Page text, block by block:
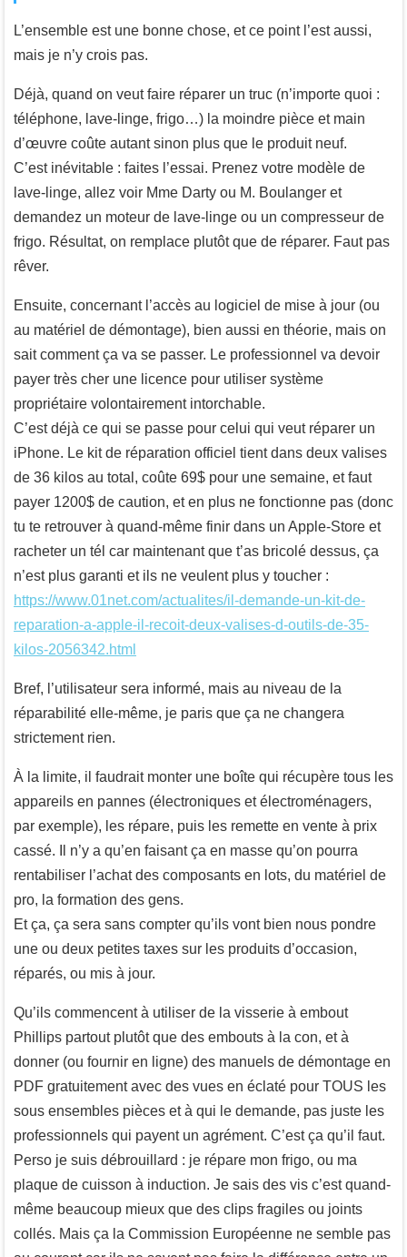
L’ensemble est une bonne chose, et ce point l’est aussi,
mais je n’y crois pas.
Déjà, quand on veut faire réparer un truc (n’importe quoi :
téléphone, lave-linge, frigo…) la moindre pièce et main
d’œuvre coûte autant sinon plus que le produit neuf.
C’est inévitable : faites l’essai. Prenez votre modèle de
lave-linge, allez voir Mme Darty ou M. Boulanger et
demandez un moteur de lave-linge ou un compresseur de
frigo. Résultat, on remplace plutôt que de réparer. Faut pas
rêver.
Ensuite, concernant l’accès au logiciel de mise à jour (ou
au matériel de démontage), bien aussi en théorie, mais on
sait comment ça va se passer. Le professionnel va devoir
payer très cher une licence pour utiliser système
propriétaire volontairement intorchable.
C’est déjà ce qui se passe pour celui qui veut réparer un
iPhone. Le kit de réparation officiel tient dans deux valises
de 36 kilos au total, coûte 69$ pour une semaine, et faut
payer 1200$ de caution, et en plus ne fonctionne pas (donc
tu te retrouver à quand-même finir dans un Apple-Store et
racheter un tél car maintenant que t’as bricolé dessus, ça
n’est plus garanti et ils ne veulent plus y toucher :
https://www.01net.com/actualites/il-demande-un-kit-de-
reparation-a-apple-il-recoit-deux-valises-d-outils-de-35-
kilos-2056342.html
Bref, l’utilisateur sera informé, mais au niveau de la
réparabilité elle-même, je paris que ça ne changera
strictement rien.
À la limite, il faudrait monter une boîte qui récupère tous les
appareils en pannes (électroniques et électroménagers,
par exemple), les répare, puis les remette en vente à prix
cassé. Il n’y a qu’en faisant ça en masse qu’on pourra
rentabiliser l’achat des composants en lots, du matériel de
pro, la formation des gens.
Et ça, ça sera sans compter qu’ils vont bien nous pondre
une ou deux petites taxes sur les produits d’occasion,
réparés, ou mis à jour.
Qu’ils commencent à utiliser de la visserie à embout
Phillips partout plutôt que des embouts à la con, et à
donner (ou fournir en ligne) des manuels de démontage en
PDF gratuitement avec des vues en éclaté pour TOUS les
sous ensembles pièces et à qui le demande, pas juste les
professionnels qui payent un agrément. C’est ça qu’il faut.
Perso je suis débrouillard : je répare mon frigo, ou ma
plaque de cuisson à induction. Je sais des vis c’est quand-
même beaucoup mieux que des clips fragiles ou joints
collés. Mais ça la Commission Européenne ne semble pas